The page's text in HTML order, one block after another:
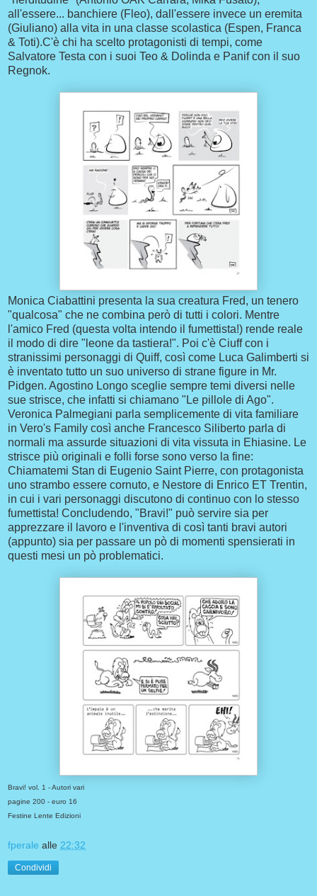
all'essere... banchiere (Fleo), dall'essere invece un eremita
(Giuliano) alla vita in una classe scolastica (Espen, Franca
& Toti).C'è chi ha scelto protagonisti di tempi, come
Salvatore Testa con i suoi Teo & Dolinda e Panif con il suo
Regnok.
Monica Ciabattini presenta la sua creatura Fred, un tenero
"qualcosa" che ne combina però di tutti i colori. Mentre
l'amico Fred (questa volta intendo il fumettista!) rende reale
il modo di dire "leone da tastiera!". Poi c'è Ciuff con i
stranissimi personaggi di Quiff, così come Luca Galimberti si
è inventato tutto un suo universo di strane figure in Mr.
Pidgen. Agostino Longo sceglie sempre temi diversi nelle
sue strisce, che infatti si chiamano "Le pillole di Ago".
Veronica Palmegiani parla semplicemente di vita familiare
in Vero's Family così anche Francesco Siliberto parla di
normali ma assurde situazioni di vita vissuta in Ehiasine. Le
strisce più originali e folli forse sono verso la fine:
Chiamatemi Stan di Eugenio Saint Pierre, con protagonista
uno strambo essere cornuto, e Nestore di Enrico ET Trentin,
in cui i vari personaggi discutono di continuo con lo stesso
fumettista! Concludendo, "Bravi!" può servire sia per
apprezzare il lavoro e l'inventiva di così tanti bravi autori
(appunto) sia per passare un pò di momenti spensierati in
questi mesi un pò problematici.
Bravi! vol. 1 - Autori vari
pagine 200 - euro 16
Festine Lente Edizioni
fperale alle 22:32
Condividi